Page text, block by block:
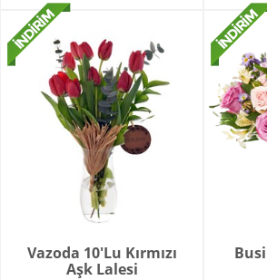
Vazoda 10'lu Kırmızı
Aşk Lalesi